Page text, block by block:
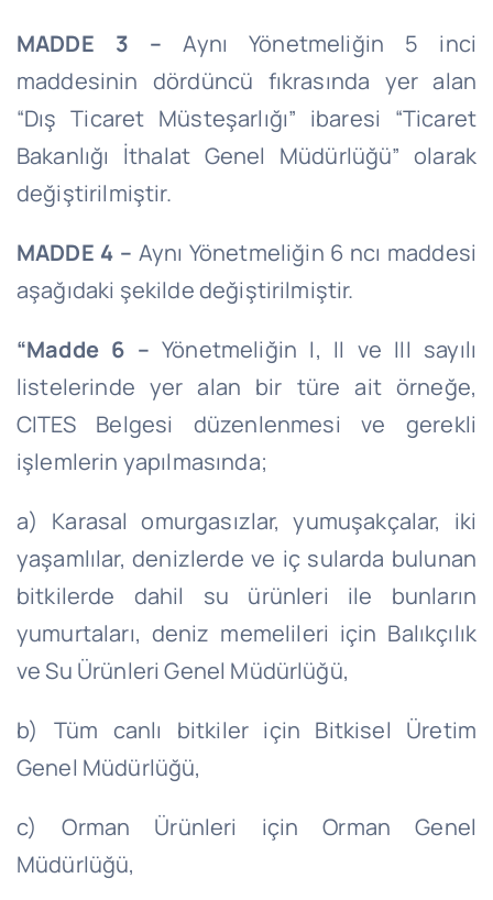
MADDE 3 – Aynı Yönetmeliğin 5 inci
maddesinin dördüncü fıkrasında yer alan
“Dış Ticaret Müsteşarlığı” ibaresi “Ticaret
Bakanlığı İthalat Genel Müdürlüğü” olarak
değiştirilmiştir.
MADDE 4 – Aynı Yönetmeliğin 6 ncı maddesi
aşağıdaki şekilde değiştirilmiştir.
“Madde 6 – Yönetmeliğin I, II ve III sayılı
listelerinde yer alan bir türe ait örneğe,
CITES Belgesi düzenlenmesi ve gerekli
işlemlerin yapılmasında;
a) Karasal omurgasızlar, yumuşakçalar, iki
yaşamlılar, denizlerde ve iç sularda bulunan
bitkilerde dahil su ürünleri ile bunların
yumurtaları, deniz memelileri için Balıkçılık
ve Su Ürünleri Genel Müdürlüğü,
b) Tüm canlı bitkiler için Bitkisel Üretim
Genel Müdürlüğü,
c) Orman Ürünleri için Orman Genel
Müdürlüğü,